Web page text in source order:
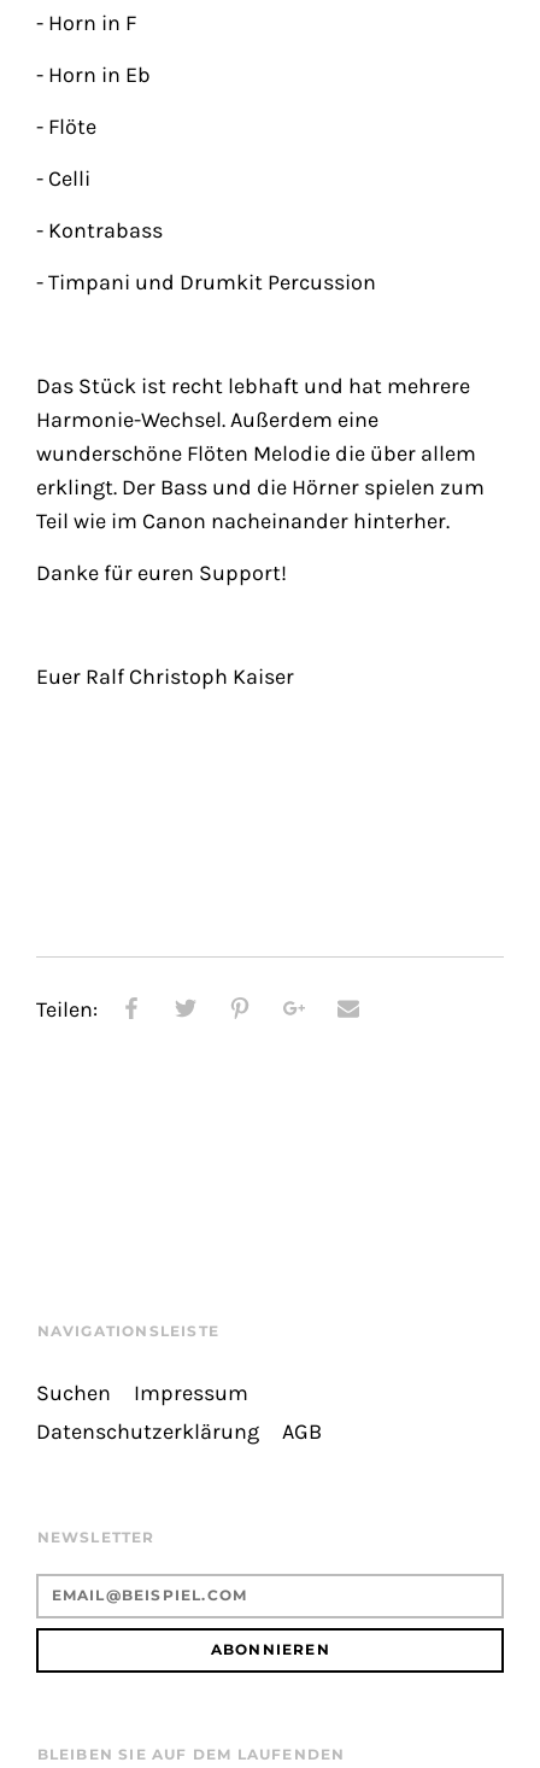
- Horn in F
- Horn in Eb
- Flöte
- Celli
- Kontrabass
- Timpani und Drumkit Percussion
Das Stück ist recht lebhaft und hat mehrere
Harmonie-Wechsel. Außerdem eine
wunderschöne Flöten Melodie die über allem
erklingt. Der Bass und die Hörner spielen zum
Teil wie im Canon nacheinander hinterher.
Danke für euren Support!
Euer Ralf Christoph Kaiser
Teilen:
NAVIGATIONSLEISTE
Suchen
Impressum
Datenschutzerklärung
AGB
NEWSLETTER
ABONNIEREN
BLEIBEN SIE AUF DEM LAUFENDEN